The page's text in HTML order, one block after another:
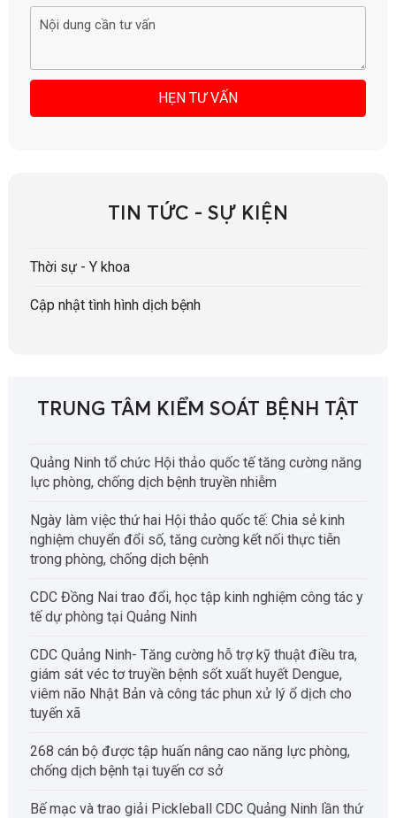
TIN TỨC - SỰ KIỆN
Thời sự - Y khoa
Cập nhật tình hình dịch bệnh
TRUNG TÂM KIỂM SOÁT BỆNH TẬT
Quảng Ninh tổ chức Hội thảo quốc tế tăng cường năng
lực phòng, chống dịch bệnh truyền nhiễm
Ngày làm việc thứ hai Hội thảo quốc tế: Chia sẻ kinh
nghiệm chuyển đổi số, tăng cường kết nối thực tiễn
trong phòng, chống dịch bệnh
CDC Đồng Nai trao đổi, học tập kinh nghiệm công tác y
tế dự phòng tại Quảng Ninh
CDC Quảng Ninh- Tăng cường hỗ trợ kỹ thuật điều tra,
giám sát véc tơ truyền bệnh sốt xuất huyết Dengue,
viêm não Nhật Bản và công tác phun xử lý ổ dịch cho
tuyến xã
268 cán bộ được tập huấn nâng cao năng lực phòng,
chống dịch bệnh tại tuyến cơ sở
Bế mạc và trao giải Pickleball CDC Quảng Ninh lần thứ